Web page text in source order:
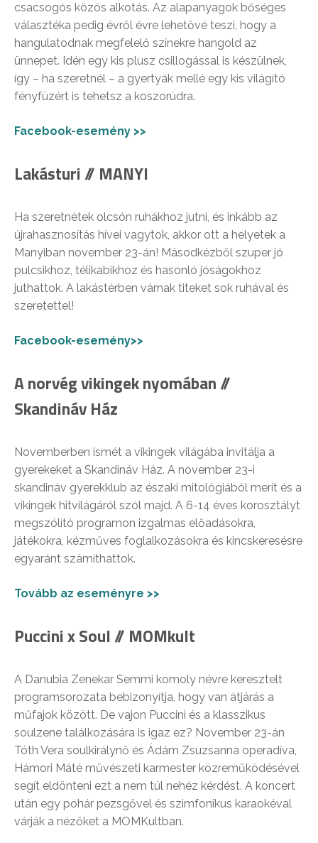
csacsogós közös alkotás. Az alapanyagok bőséges
választéka pedig évről évre lehetővé teszi, hogy a
hangulatodnak megfelelő színekre hangold az
ünnepet. Idén egy kis plusz csillogással is készülnek,
így – ha szeretnél – a gyertyák mellé egy kis világító
fényfüzért is tehetsz a koszorúdra.
Facebook-esemény >>
Lakásturi // MANYI
Ha szeretnétek olcsón ruhákhoz jutni, és inkább az
újrahasznosítás hívei vagytok, akkor ott a helyetek a
Manyiban november 23-án! Másodkézből szuper jó
pulcsikhoz, télikabikhoz és hasonló jóságokhoz
juthattok. A lakástérben várnak titeket sok ruhával és
szeretettel!
Facebook-esemény>>
A norvég vikingek nyomában //
Skandináv Ház
Novemberben ismét a vikingek világába invitálja a
gyerekeket a Skandináv Ház. A november 23-i
skandináv gyerekklub az északi mitológiából merít és a
vikingek hitvilágáról szól majd. A 6-14 éves korosztályt
megszólító programon izgalmas előadásokra,
játékokra, kézműves foglalkozásokra és kincskeresésre
egyaránt számíthattok.
Tovább az eseményre >>
Puccini x Soul // MOMkult
A Danubia Zenekar Semmi komoly névre keresztelt
programsorozata bebizonyítja, hogy van átjárás a
műfajok között. De vajon Puccini és a klasszikus
soulzene találkozására is igaz ez? November 23-án
Tóth Vera soulkirálynő és Ádám Zsuzsanna operadíva,
Hámori Máté művészeti karmester közreműködésével
segít eldönteni ezt a nem túl nehéz kérdést. A koncert
után egy pohár pezsgővel és szimfonikus karaokéval
várják a nézőket a MOMKultban.